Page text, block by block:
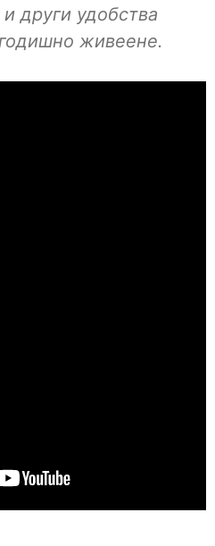
други удобства
живеене.